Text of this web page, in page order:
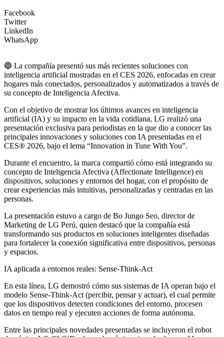
Facebook
Twitter
LinkedIn
WhatsApp
🔵 La compañía presentó sus más recientes soluciones con
inteligencia artificial mostradas en el CES 2026, enfocadas en crear
hogares más conectados, personalizados y automatizados a través de
su concepto de Inteligencia Afectiva.
Con el objetivo de mostrar los últimos avances en inteligencia
artificial (IA) y su impacto en la vida cotidiana, LG realizó una
presentación exclusiva para periodistas en la que dio a conocer las
principales innovaciones y soluciones con IA presentadas en el
CES® 2026, bajo el lema “Innovation in Tune With You”.
Durante el encuentro, la marca compartió cómo está integrando su
concepto de Inteligencia Afectiva (Affectionate Intelligence) en
dispositivos, soluciones y entornos del hogar, con el propósito de
crear experiencias más intuitivas, personalizadas y centradas en las
personas.
La presentación estuvo a cargo de Bo Jungo Seo, director de
Marketing de LG Perú, quien destacó que la compañía está
transformando sus productos en soluciones inteligentes diseñadas
para fortalecer la conexión significativa entre dispositivos, personas
y espacios.
IA aplicada a entornos reales: Sense-Think-Act
En esta línea, LG demostró cómo sus sistemas de IA operan bajo el
modelo Sense-Think-Act (percibir, pensar y actuar), el cual permite
que los dispositivos detecten condiciones del entorno, procesen
datos en tiempo real y ejecuten acciones de forma autónoma.
Entre las principales novedades presentadas se incluyeron el robot